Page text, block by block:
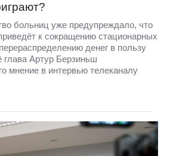
больниц уже предупреждало, что
к сокращению стационарных
денег в пользу
глава Артур Берзиньш
мнение в интервью телеканалу